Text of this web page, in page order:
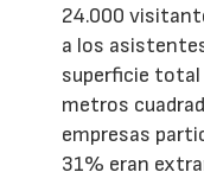
24.000
a los
superficie total
metros
empresas
31% eran